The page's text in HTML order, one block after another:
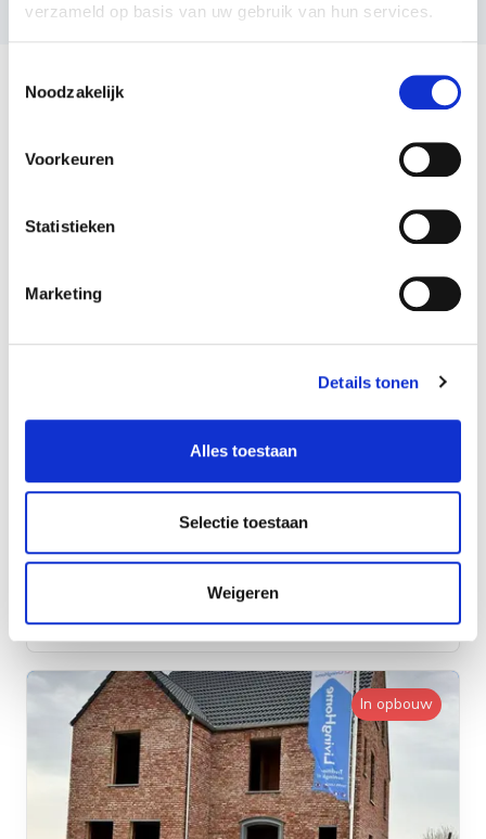
verzameld op basis van uw gebruik van hun services.
Noodzakelijk
Voorkeuren
Statistieken
Marketing
Details tonen
Alles toestaan
Selectie toestaan
Weigeren
In opbouw
Moderne open nieuwbouw
Landen
In opbouw